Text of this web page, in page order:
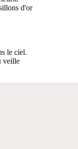
d'or
le ciel.
veille